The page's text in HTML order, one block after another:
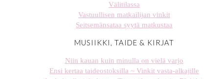
Välitilassa
Vastuullisen matkailijan vinkit
Seitsemänsataa syytä matkustaa
MUSIIKKI, TAIDE & KIRJAT
Niin kauan kuin minulla on vielä varjo
Ensi kertaa taideostoksilla ~ Vinkit vasta-alkajille